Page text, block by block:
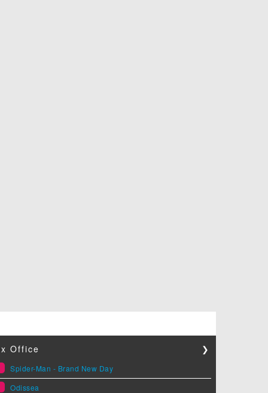
Office ❯
Spider-Man - Brand New Day
Odissea